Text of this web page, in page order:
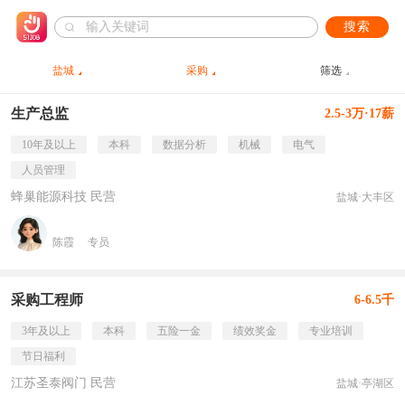
搜索
盐城 采购 筛选
生产总监 2.5-3万·17薪
10年及以上 本科 数据分析 机械
电气
人员管理
蜂巢能源科技 民营 盐城·大丰区
陈霞 专员
采购工程师 6-6.5千
3年及以上 本科 五险一金 绩效奖金
专业培训
节日福利
江苏圣泰阀门 民营 盐城·亭湖区